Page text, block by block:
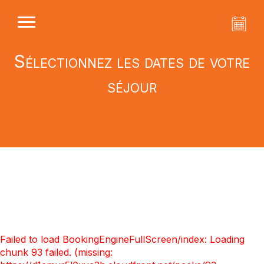
Sélectionnez les dates de votre
séjour
Failed to load BookingEngineFullScreen/index: Loading
chunk 93 failed. (missing: